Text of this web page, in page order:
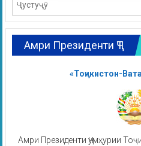
Амри Президенти ҶТ
«Тоҷикистон-
Амри Президенти Ҷумҳурии